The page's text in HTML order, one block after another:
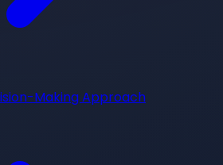
Making Approach